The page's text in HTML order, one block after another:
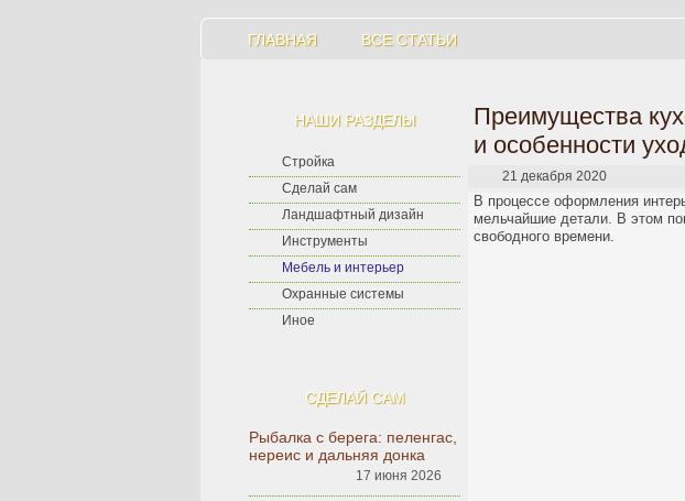
ГЛАВНАЯ ВСЕ СТАТЬИ
НАШИ РАЗДЕЛЫ
Стройка
Сделай сам
Ландшафтный дизайн
Инструменты
Мебель и интерьер
Охранные системы
Иное
СДЕЛАЙ САМ
Рыбалка с берега: пеленгас,
нереис и дальняя донка
17 июня 2026
Преимущества
и особенности
21 декабря 2020
В процессе оформления
мельчайшие детали. В этом
свободного времени.